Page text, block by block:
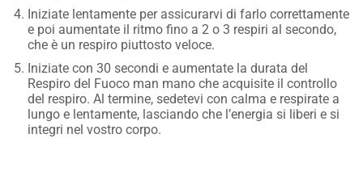
Iniziate lentamente per assicurarvi di farlo correttamente
e poi aumentate il ritmo fino a 2 o 3 respiri al secondo,
che è un respiro piuttosto veloce.
Iniziate con 30 secondi e aumentate la durata del
Respiro del Fuoco man mano che acquisite il controllo
del respiro. Al termine, sedetevi con calma e respirate a
lungo e lentamente, lasciando che l’energia si liberi e si
integri nel vostro corpo.